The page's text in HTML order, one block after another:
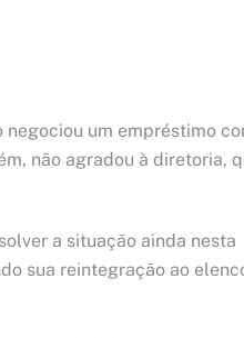
um empréstimo
não agradou à diretoria,
a situação ainda nesta
sua reintegração ao